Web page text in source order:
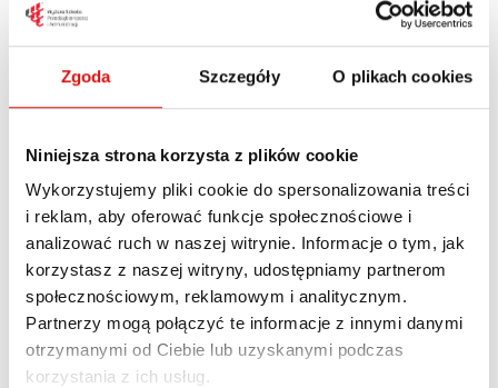
Zgoda Szczegóły O plikach cookies
Niniejsza strona korzysta z plików cookie
Wykorzystujemy pliki cookie do spersonalizowania treści
i reklam, aby oferować funkcje społecznościowe i
analizować ruch w naszej witrynie. Informacje o tym, jak
korzystasz z naszej witryny, udostępniamy partnerom
społecznościowym, reklamowym i analitycznym.
Partnerzy mogą połączyć te informacje z innymi danymi
otrzymanymi od Ciebie lub uzyskanymi podczas
korzystania z ich usług.
Warsztaty dla
nauczycieli „Praca
z grafiką 3d w
programie
Blender”